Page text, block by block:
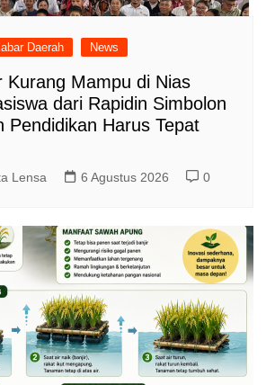
Daerah News
Kurang Mampu di Nias
dari Rapidin Simbolon
Pendidikan Harus Tepat
Lensa 6 Agustus 2026 0